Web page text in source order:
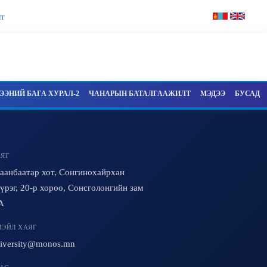
БАГА ХУРАЛ-2 ЧАНАРЫН БАТАЛГААЖИЛТ МЭДЭЭ БУСАД
хот, Сонгинохайрхан
20-р хороо, Сонсголонгийн зам
ХАЯГ